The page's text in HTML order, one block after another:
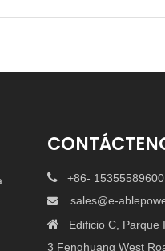
 +86- 15355589600

sales@e-
 Edificio C, Parque
3 Fenghuang West